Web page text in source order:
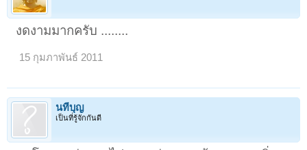
งดงามมากครับ ........
15 กุมภาพันธ์ 2011
นทีบุญ
เป็นที่รู้จักกันดี